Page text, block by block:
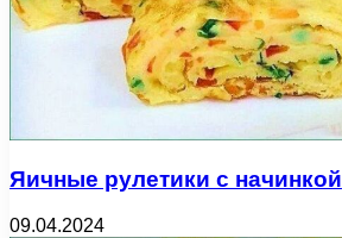
Яичные рулетики с начинкой
09.04.2024